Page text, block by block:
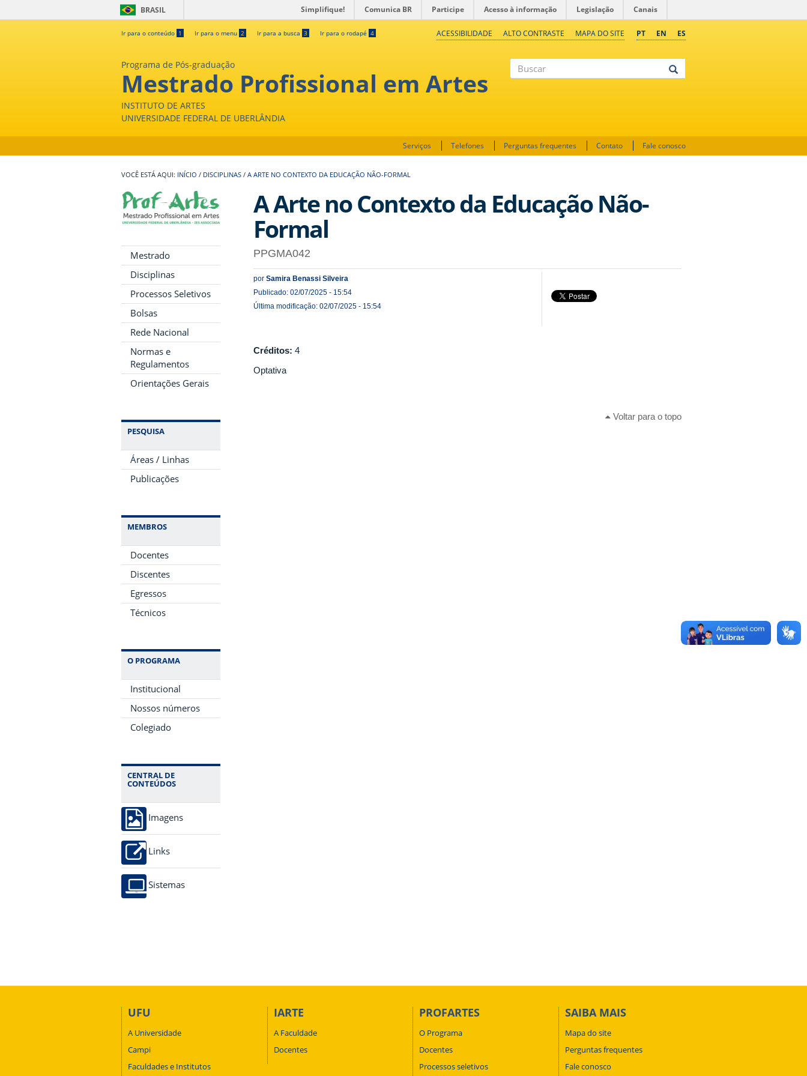
BRASIL Simplifique! Comunica BR Participe Acesso à informação Legislação Canais
Ir para o conteúdo 1 Ir para o menu 2 Ir para a busca 3 Ir para o rodapé 4 PT EN ES
ACESSIBILIDADE ALTO CONTRASTE MAPA DO SITE
Programa de Pós-graduação
Mestrado Profissional em Artes
INSTITUTO DE ARTES
UNIVERSIDADE FEDERAL DE UBERLÂNDIA
Serviços Telefones Perguntas frequentes Contato Fale conosco
INÍCIO / DISCIPLINAS / A ARTE NO CONTEXTO DA EDUCAÇÃO NÃO-FORMAL
Mestrado
Disciplinas
Processos Seletivos
Bolsas
Rede Nacional
Normas e
Regulamentos
Orientações Gerais
PESQUISA
Áreas / Linhas
Publicações
MEMBROS
Docentes
Discentes
Egressos
Técnicos
O PROGRAMA
Institucional
Nossos números
Colegiado
CENTRAL DE
CONTEÚDOS
Imagens
Links
Sistemas
A Arte no Contexto da Educação Não-
Formal
PPGMA042
por Samira Benassi Silveira
Publicado: 02/07/2025 - 15:54
Última modificação: 02/07/2025 - 15:54
Créditos: 4
Optativa
Voltar para o topo
UFU
A Universidade
Campi
Faculdades e Institutos
IARTE
A Faculdade
Docentes
PROFARTES
O Programa
Docentes
Processos seletivos
SAIBA MAIS
Mapa do site
Perguntas frequentes
Fale conosco